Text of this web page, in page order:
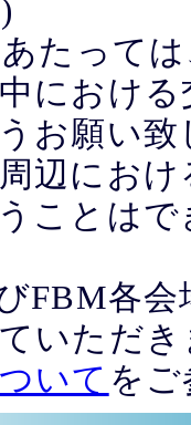
たって
におけ
お願い致
辺にお
ことは
FBM各
いただ
いて を